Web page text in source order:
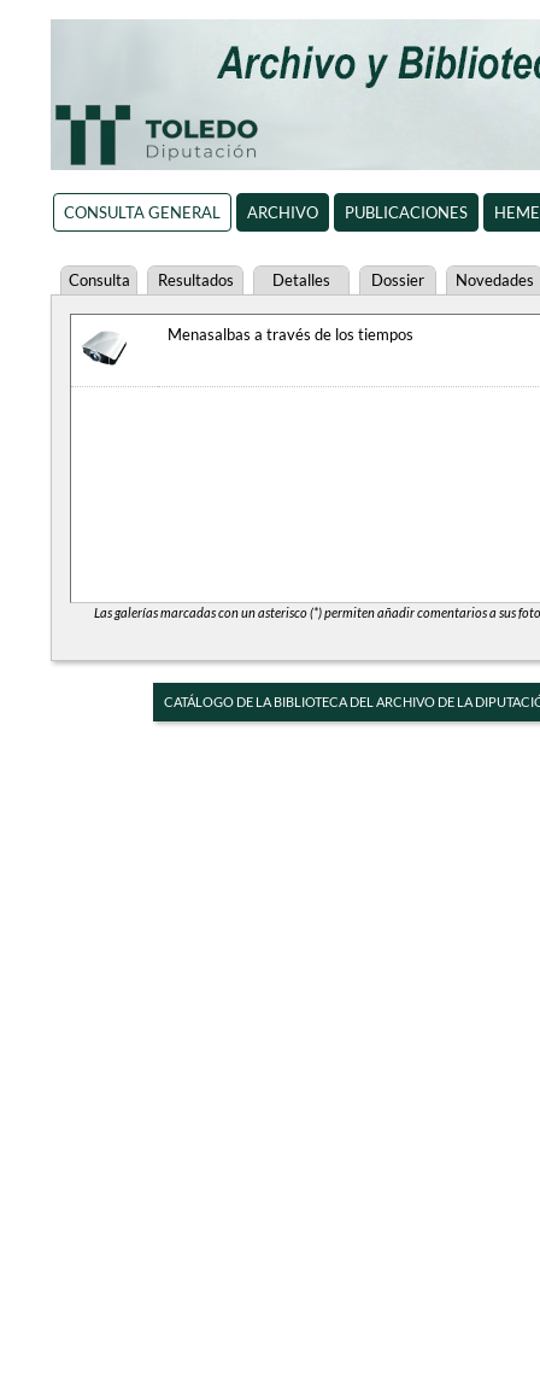
CONSULTA GENERAL ARCHIVO PUBLICACIONES
Consulta Resultados Detalles Dossier Novedades
Menasalbas a través de los tiempos
Las galerías marcadas con un asterisco (*) permiten añadir comentarios a sus
CATÁLOGO DE LA BIBLIOTECA DEL ARCHIVO DE LA